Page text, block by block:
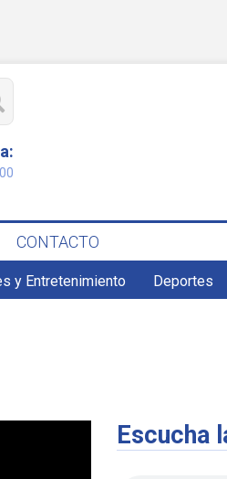
CONTACTO
y Entretenimiento Deportes
Escucha